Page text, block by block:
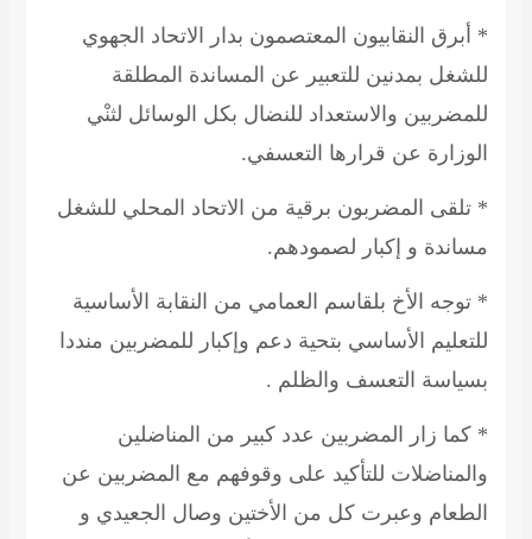
* أبرق النقابيون المعتصمون بدار الاتحاد الجهوي
للشغل بمدنين للتعبير عن المساندة المطلقة
للمضربين والاستعداد للنضال بكل الوسائل لثنْي
الوزارة عن قرارها التعسفي.
* تلقى المضربون برقية من الاتحاد المحلي للشغل
مساندة و إكبار لصمودهم.
* توجه الأخ بلقاسم العمامي من النقابة الأساسية
للتعليم الأساسي بتحية دعم وإكبار للمضربين منددا
بسياسة التعسف والظلم .
* كما زار المضربين عدد كبير من المناضلين
والمناضلات للتأكيد على وقوفهم مع المضربين عن
الطعام وعبرت كل من الأختين وصال الجعيدي و